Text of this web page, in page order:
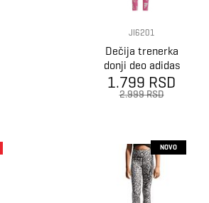
JI6201
Dečija trenerka
donji deo adidas
Jg clbrtn leg
1.799 RSD
2.999 RSD
NOVO